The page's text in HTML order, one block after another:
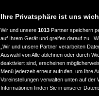
Ihre Privatsphäre ist uns
Wir und unsere 1013 Partner speichern
auf Ihrem Gerät und greifen darauf zu .
„Wir und unsere Partner verarbeiten
Auswahl von Alle ablehnen oder durch
deaktiviert sind, erscheinen
Menü jederzeit erneut aufrufen, um Ihre
Voreinstellungen verwalten unten auf
Informationen finden Sie in unserer